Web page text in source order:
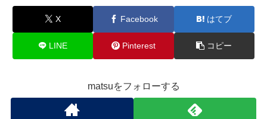
X Facebook はてブ
LINE Pinterest コピー
matsuをフォローする